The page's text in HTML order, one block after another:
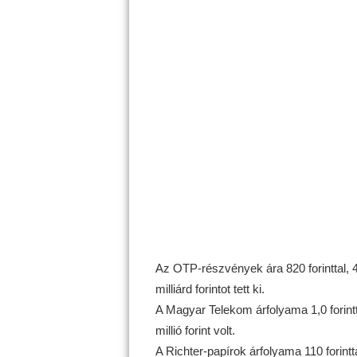
Az OTP-részvények ára 820 forinttal,
milliárd forintot tett ki.
A Magyar Telekom árfolyama 1,0
millió forint volt.
A Richter-papírok árfolyama 110